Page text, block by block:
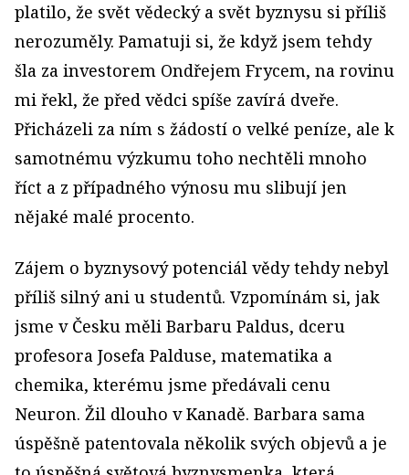
platilo, že svět vědecký a svět byznysu si příliš
nerozuměly. Pamatuji si, že když jsem tehdy
šla za investorem Ondřejem Frycem, na rovinu
mi řekl, že před vědci spíše zavírá dveře.
Přicházeli za ním s žádostí o velké peníze, ale k
samotnému výzkumu toho nechtěli mnoho
říct a z případného výnosu mu slibují jen
nějaké malé procento.
Zájem o byznysový potenciál vědy tehdy nebyl
příliš silný ani u studentů. Vzpomínám si, jak
jsme v Česku měli Barbaru Paldus, dceru
profesora Josefa Palduse, matematika a
chemika, kterému jsme předávali cenu
Neuron. Žil dlouho v Kanadě. Barbara sama
úspěšně patentovala několik svých objevů a je